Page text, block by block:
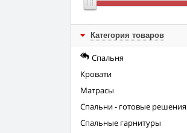
Категория товаров
Спальня
Кровати
Матрасы
Спальни - готовые решения
Спальные гарнитуры